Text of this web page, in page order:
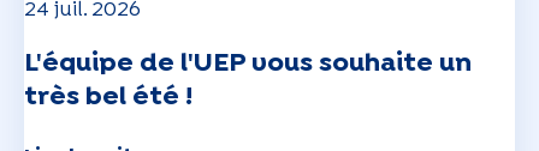
24 juil. 2026
L'équipe de l'UEP vous souhaite un
très bel été !